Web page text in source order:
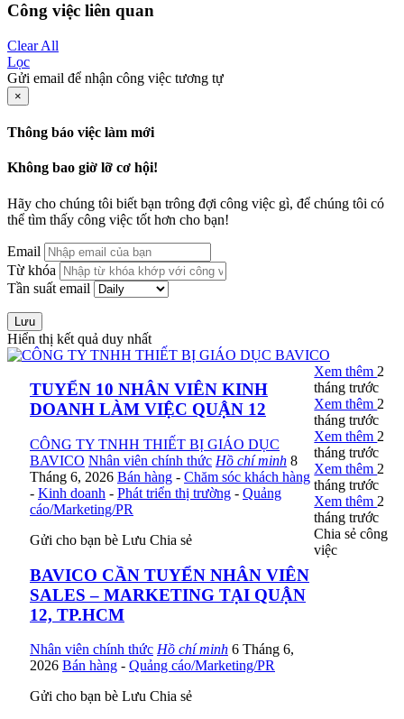
Công việc liên quan
Clear All
Lọc
Gửi email để nhận công việc tương tự
×
Thông báo việc làm mới
Không bao giờ lỡ cơ hội!
Hãy cho chúng tôi biết bạn trông đợi công việc gì, để chúng tôi có
thể tìm thấy công việc tốt hơn cho bạn!
Email
Từ khóa
Tần suất email
Lưu
Hiển thị kết quả duy nhất
TUYỂN 10 NHÂN VIÊN KINH
DOANH LÀM VIỆC QUẬN 12
CÔNG TY TNHH THIẾT BỊ GIÁO DỤC
BAVICO Nhân viên chính thức Hồ chí minh 8
Tháng 6, 2026 Bán hàng - Chăm sóc khách hàng
- Kinh doanh - Phát triển thị trường - Quảng
cáo/Marketing/PR
Gửi cho bạn bè Lưu Chia sẻ
Xem thêm 2
tháng trước
BAVICO CẦN TUYỂN NHÂN VIÊN
SALES – MARKETING TẠI QUẬN
12, TP.HCM
Nhân viên chính thức Hồ chí minh 6 Tháng 6,
2026 Bán hàng - Quảng cáo/Marketing/PR
Gửi cho bạn bè Lưu Chia sẻ
Xem thêm 2
tháng trước
Xem thêm 2
tháng trước
Xem thêm 2
tháng trước
Xem thêm 2
tháng trước
Chia sẻ công
việc